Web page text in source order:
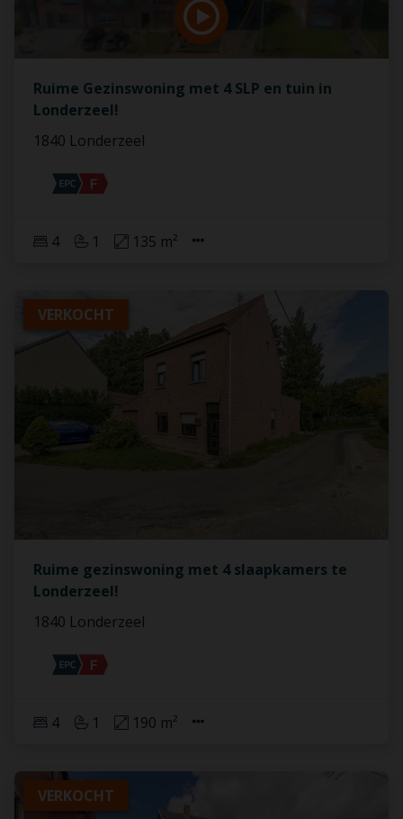
Ruime Gezinswoning met 4 SLP en tuin in
Londerzeel!
1840 Londerzeel
4 1 135 m²
VERKOCHT
Ruime gezinswoning met 4 slaapkamers te
Londerzeel!
1840 Londerzeel
4 1 190 m²
VERKOCHT